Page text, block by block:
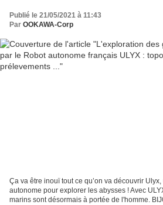
Publié le 21/05/2021 à 11:43
Par OOKAWA-Corp
Ça va être inouï tout ce qu’on va découvrir Ulyx, un nouveau sous-marin
autonome pour explorer les abysses ! Avec
marins sont désormais à portée de l'homme.